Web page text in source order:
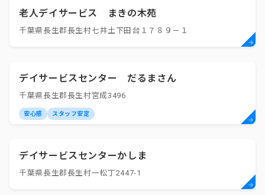
老人デイサービス まきの木苑
千葉県長生郡長生村七井土下田台１７８９－１
デイサービスセンター だるまさん
千葉県長生郡長生村宮成3496
安心感 スタッフ安定
デイサービスセンターかしま
千葉県長生郡長生村一松丁2447-1